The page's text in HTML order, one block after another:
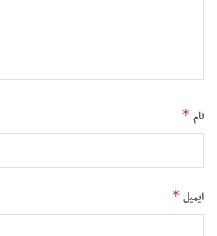
نام *
ایمیل *